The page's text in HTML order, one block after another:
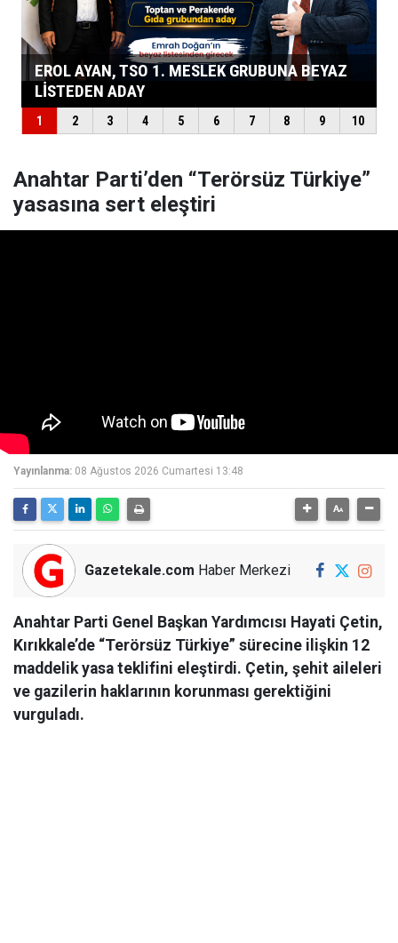
Anahtar Parti’den “Terörsüz Türkiye”
yasasına sert eleştiri
Yayınlanma: 08 Ağustos 2026 Cumartesi 13:48
Gazetekale.com Haber Merkezi
Anahtar Parti Genel Başkan Yardımcısı Hayati Çetin,
Kırıkkale’de “Terörsüz Türkiye” sürecine ilişkin 12
maddelik yasa teklifini eleştirdi. Çetin, şehit aileleri
ve gazilerin haklarının korunması gerektiğini
vurguladı.